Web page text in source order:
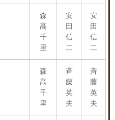
森
高
千
里
安
田
信
二
安
田
信
二
森
高
千
里
斉
藤
英
夫
斉
藤
英
夫